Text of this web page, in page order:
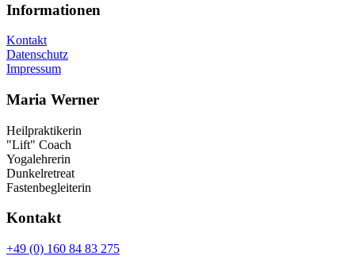
Informationen
Kontakt
Datenschutz
Impressum
Maria Werner
Heilpraktikerin
"Lift" Coach
Yogalehrerin
Dunkelretreat
Fastenbegleiterin
Kontakt
+49 (0) 160 84 83 275